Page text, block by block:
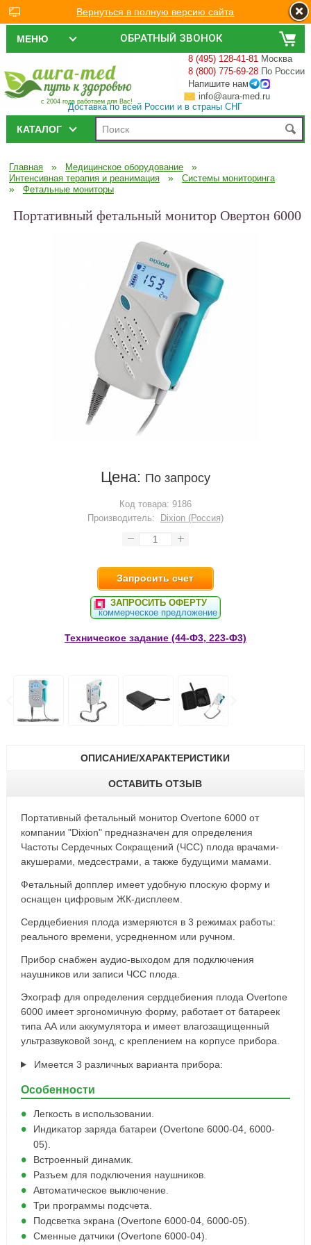
ОБРАТНЫЙ ЗВОНОК
МЕНЮ
с 2004 года работаем для Вас!
8 (495) 128-41-81 Москва
8 (800) 775-69-28 По России
Напишите нам
info@aura-med.ru
Доставка по всей России и в страны СНГ
КАТАЛОГ
Главная » Медицинское оборудование »
Интенсивная терапия и реанимация » Системы мониторинга
» Фетальные мониторы
Портативный фетальный монитор Овертон 6000
Цена: По запросу
Код товара: 9186
Производитель:
Dixion (Россия)
Запросить счет
ЗАПРОСИТЬ ОФЕРТУ
коммерческое предложение
Техническое задание (44-Ф3, 223-Ф3)
ОПИСАНИЕ/ХАРАКТЕРИСТИКИ
ОСТАВИТЬ ОТЗЫВ
Портативный фетальный монитор Overtone 6000 от
компании "Dixion" предназначен для определения
Частоты Сердечных Сокращений (ЧСС) плода врачами-
акушерами, медсестрами, а также будущими мамами.
Фетальный допплер имеет удобную плоскую форму и
оснащен цифровым ЖК-дисплеем.
Сердцебиения плода измеряются в 3 режимах работы:
реального времени, усредненном или ручном.
Прибор снабжен аудио-выходом для подключения
наушников или записи ЧСС плода.
Эхограф для определения сердцебиения плода Overtone
6000 имеет эргономичную форму, работает от батареек
типа АА или аккумулятора и имеет влагозащищенный
ультразвуковой зонд, с креплением на корпусе прибора.
Имеется 3 различных варианта прибора:
Особенности
Легкость в использовании.
Индикатор заряда батареи (Overtone 6000-04, 6000-
05).
Встроенный динамик.
Разъем для подключения наушников.
Автоматическое выключение.
Три программы подсчета.
Подсветка экрана (Overtone 6000-04, 6000-05).
Сменные датчики (Overtone 6000-04).
Вернуться в полную версию сайта